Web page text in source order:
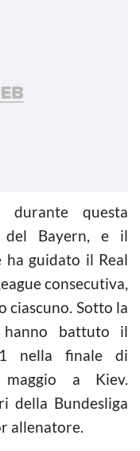
durante questa
del Bayern, e il
ha guidato il Real
consecutiva,
ciascuno. Sotto la
battuto il
nella finale di
a Kiev.
della Bundesliga
allenatore.